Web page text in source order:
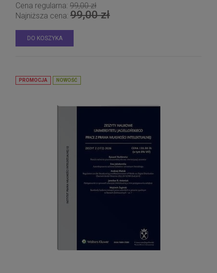
Cena regularna: 99,00 zł
Najniższa cena: 99,00 zł
DO KOSZYKA
PROMOCJA NOWOŚĆ